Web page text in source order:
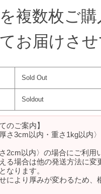
複数枚ご
お届けさ
Sold Out
Soldout
のご案内】
さ3cm以内・重さ1kg以内
2cm以内〉の場合にご利用
る場合は他の発送方法に変
なります。
により厚みが変わるため、